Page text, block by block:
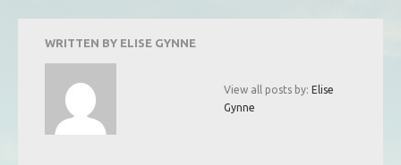
WRITTEN BY ELISE GYNNE
View all posts by: Elise
Gynne